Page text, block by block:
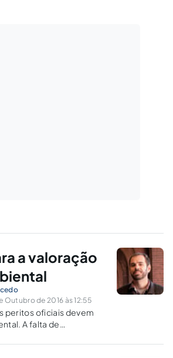
a valoração
Outubro de 2016 às 12:55
peritos oficiais devem
A falta de
e baixa aceitação